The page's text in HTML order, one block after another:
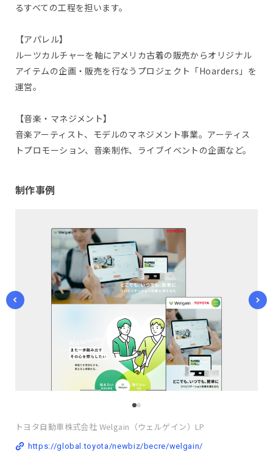
るすべての工程を担います。
【アパレル】
ルーツカルチャーを軸にアメリカ古着の販売からオリジナル
アイテムの企画・販売を行なうプロジェクト「Hoarders」を
運営。
【音楽・マネジメント】
音楽アーティスト、モデルのマネジメント事業。アーティス
トプロモーション、音楽制作、ライブイベントの企画など。
制作事例
トヨタ自動車株式会社 Welgain（ウェルゲイン）LP
https://global.toyota/newbiz/becre/welgain/